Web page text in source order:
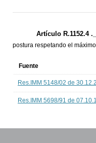
Artículo R.1152.4 ._
postura respetando el
Fuente
Res.IMM 5148/02 de
Res.IMM 5698/91 de